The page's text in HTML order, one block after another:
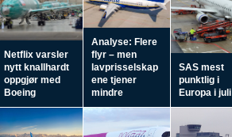
Netflix varsler
nytt knallhardt
oppgjør med
Boeing
Analyse: Flere
flyr – men
lavprisselskap
ene tjener
mindre
SAS mest
punktlig i
Europa i juli